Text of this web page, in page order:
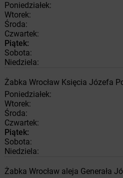
Poniedziałek:
Wtorek:
Środa:
Czwartek:
Piątek:
Sobota:
Niedziela:
Żabka Wrocław Księcia Józefa
Poniedziałek:
Wtorek:
Środa:
Czwartek:
Piątek:
Sobota:
Niedziela:
Żabka Wrocław aleja Generała